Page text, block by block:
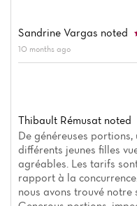
Sandrine Vargas noted
10 months ago
Thibault Rémusat noted
De généreuses
différents jeunes filles
agréables. Les tarifs
rapport à la
nous avons trouvé notre